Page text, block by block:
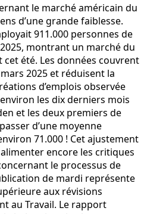
le marché américain du
d’une grande faiblesse.
911.000 personnes de
montrant un marché du
été. Les données couvrent
2025 et réduisent la
d’emplois observée
les dix derniers mois
et les deux premiers de
d’une moyenne
71.000 ! Cet ajustement
encore les critiques
le processus de
de mardi représente
aux révisions
au Travail. Le rapport